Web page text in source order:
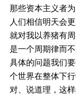
那些资本主义者
人们相信明天会
就对我以养猪有
是一个周期律而
具体的问题我们
个世界在整体下
对、说道理，这